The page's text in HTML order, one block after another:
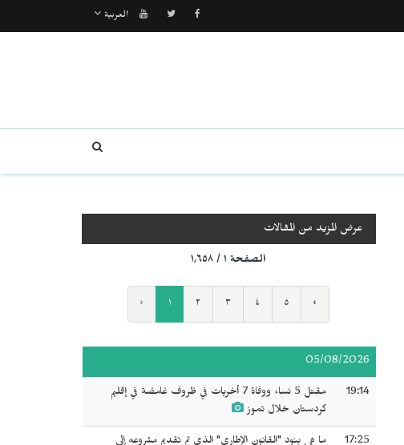
العربية
عرض المزيد من المقالات
الصفحة ١ / ١٬٦٥٨
‹ ١ ٢ ٣ ٤ ٥ ›
05/08/2026
19:14
مقتل 5 نساء ووفاة 7 أخريات في ظروف غامضة في إقليم
كردستان خلال تموز
17:25
ما هي بنود "القانون الإطاري" الذي تم تقديم مشروعه إلى